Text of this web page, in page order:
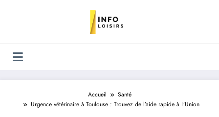
Accueil
Santé
Urgence vétérinaire à Toulouse : Trouvez de l’aide rapide à L’Union